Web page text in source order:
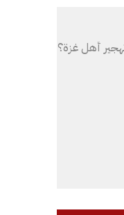
أهل غزة؟